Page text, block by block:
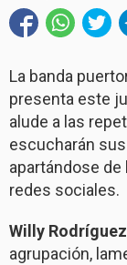
La banda
presenta este
alude a las
escucharán
apartándose
redes sociales.
Willy Rodríguez
agrupación,